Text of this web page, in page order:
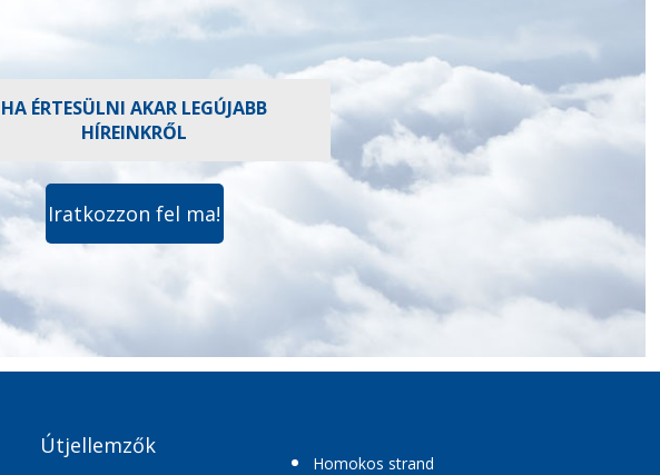
HA ÉRTESÜLNI AKAR LEGÚJABB
HÍREINKRŐL
Iratkozzon fel ma!
Útjellemzők
Homokos strand